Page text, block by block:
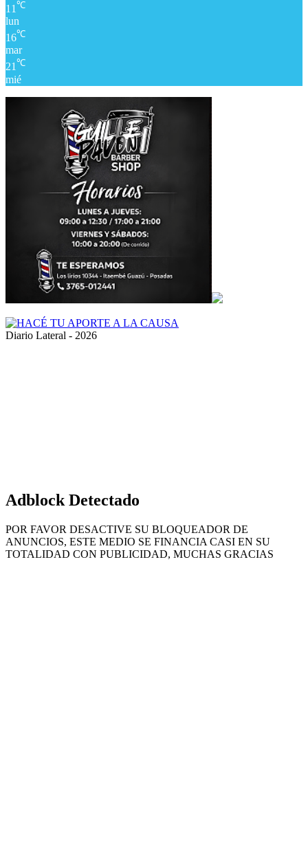
11 ℃
lun
16℃
mar
21℃
mié
Diario Lateral - 2026
Adblock Detectado
POR FAVOR DESACTIVE SU BLOQUEADOR DE
ANUNCIOS, ESTE MEDIO SE FINANCIA CASI EN SU
TOTALIDAD CON PUBLICIDAD, MUCHAS GRACIAS